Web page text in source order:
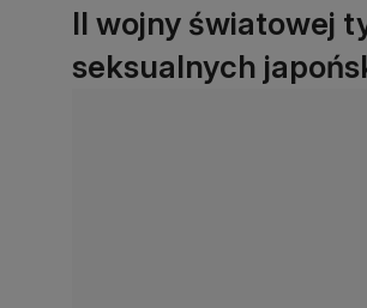
II wojny światowej
seksualnych